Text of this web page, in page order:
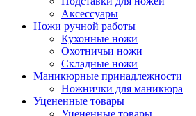
Аксессуары
Ножи ручной работы
Кухонные ножи
Охотничьи ножи
Складные ножи
Маникюрные принадлежности
Ножнички для маникюра
Уцененные товары
Уцененные товары